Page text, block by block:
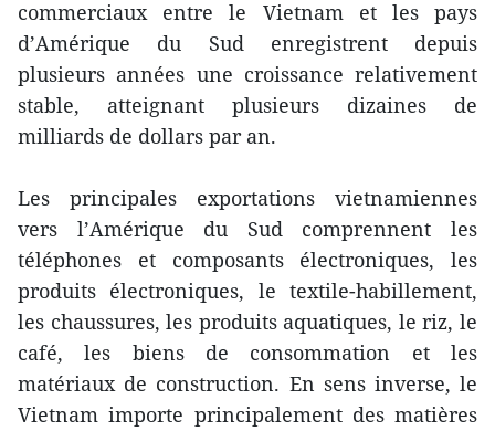
commerciaux entre le Vietnam et les pays
d’Amérique du Sud enregistrent depuis
plusieurs années une croissance relativement
stable, atteignant plusieurs dizaines de
milliards de dollars par an.
Les principales exportations vietnamiennes
vers l’Amérique du Sud comprennent les
téléphones et composants électroniques, les
produits électroniques, le textile-habillement,
les chaussures, les produits aquatiques, le riz, le
café, les biens de consommation et les
matériaux de construction. En sens inverse, le
Vietnam importe principalement des matières